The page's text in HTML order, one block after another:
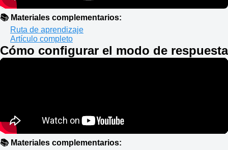
📚 Materiales complementarios:
Ruta de aprendizaje
Artículo completo
Cómo configurar el modo de respuesta
📚 Materiales complementarios: